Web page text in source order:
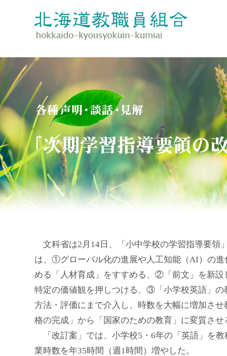
文科省は2月14日、「小中学校の学習指導要領
は、①グローバル化の進展や人工知能（AI）の
める「人材育成」をすすめる、②「前文」を新
特定の価値観を押しつける、③「小学校英語」
方法・評価にまで介入し、時数を大幅に増加さ
格の完成」から「国家のための教育」に変質さ
「改訂案」では、小学校5・6年の「英語」を
業時数を年35時間（週1時間）増やした。